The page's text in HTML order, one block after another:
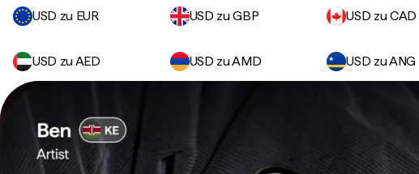
USD zu EUR
USD zu GBP USD zu CAD
USD zu AED USD zu AMD USD zu ANG